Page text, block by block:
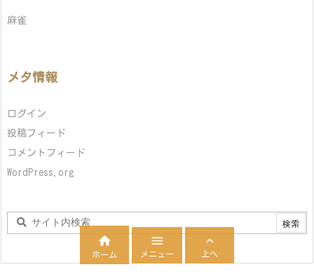
麻雀
メタ情報
ログイン
投稿フィード
コメントフィード
WordPress.org

ホーム

メニュー

上へ